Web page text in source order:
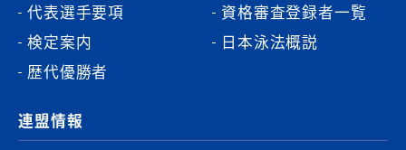
代表選手要項
検定案内
歴代優勝者
資格審査登録者一覧
日本泳法概説
連盟情報